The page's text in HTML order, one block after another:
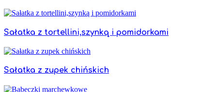
Sałatka z tortellini,szynką i pomidorkami
Sałatka z zupek chińskich